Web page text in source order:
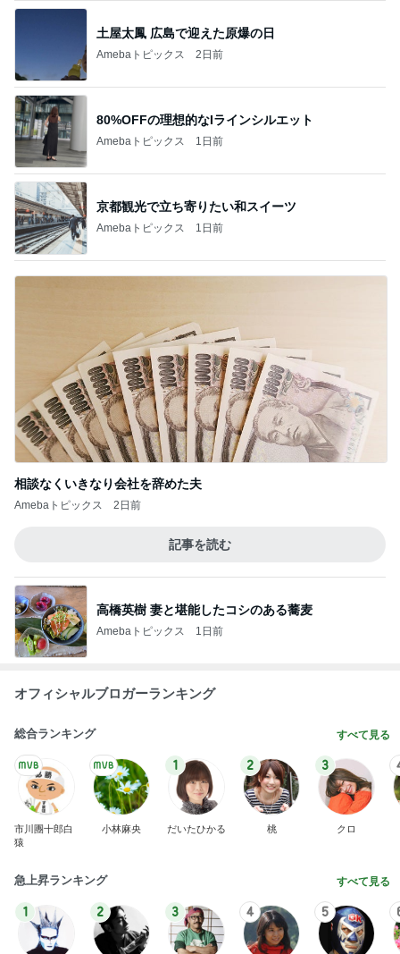
土屋太鳳 広島で迎えた原爆の日
Amebaトピックス 2日前
80%OFFの理想的なIラインシルエット
Amebaトピックス 1日前
京都観光で立ち寄りたい和スイーツ
Amebaトピックス 1日前
相談なくいきなり会社を辞めた夫
Amebaトピックス 2日前
記事を読む
高橋英樹 妻と堪能したコシのある蕎麦
Amebaトピックス 1日前
オフィシャルブロガーランキング
総合ランキング すべて見る
市川團十郎白
猿
小林麻央
1
だいたひかる
2
桃
3
クロ
急上昇ランキング すべて見る
1 2 3 4 5